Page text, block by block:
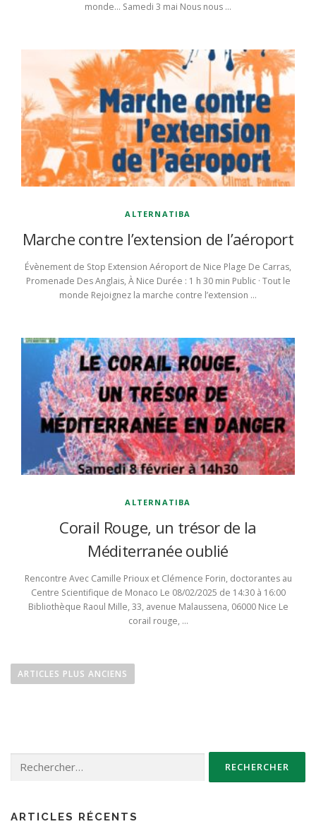
monde… Samedi 3 mai Nous nous …
ALTERNATIBA
Marche contre l’extension de l’aéroport
Évènement de Stop Extension Aéroport de Nice Plage De Carras,
Promenade Des Anglais, À Nice Durée : 1 h 30 min Public · Tout le
monde Rejoignez la marche contre l’extension …
ALTERNATIBA
Corail Rouge, un trésor de la
Méditerranée oublié
Rencontre Avec Camille Prioux et Clémence Forin, doctorantes au
Centre Scientifique de Monaco Le 08/02/2025 de 14:30 à 16:00
Bibliothèque Raoul Mille, 33, avenue Malaussena, 06000 Nice Le
corail rouge, …
a
n
ARTICLES PLUS ANCIENS
ARTICLES RÉCENTS